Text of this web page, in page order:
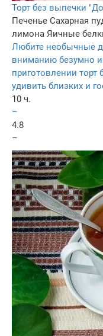
Торт без выпечки
Печенье Сахарная
лимона Яичные
Любите необычные
вниманию безумно
приготовлении
удивить близких и
10 ч.
–
4.8
–